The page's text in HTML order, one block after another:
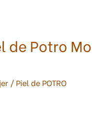
de Potro
/ Piel de POTRO